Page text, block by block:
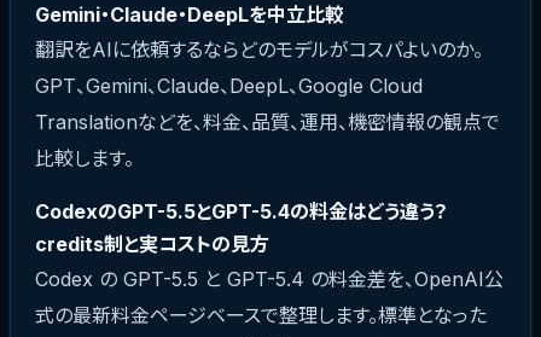
Gemini・Claude・DeepLを中立比較
翻訳をAIに依頼するならどのモデルがコスパよいのか。
GPT、Gemini、Claude、DeepL、Google Cloud
Translationなどを、料金、品質、運用、機密情報の観点で
比較します。
CodexのGPT-5.5とGPT-5.4の料金はどう違う？
credits制と実コストの見方
Codex の GPT-5.5 と GPT-5.4 の料金差を、OpenAI公
式の最新料金ページベースで整理します。標準となった